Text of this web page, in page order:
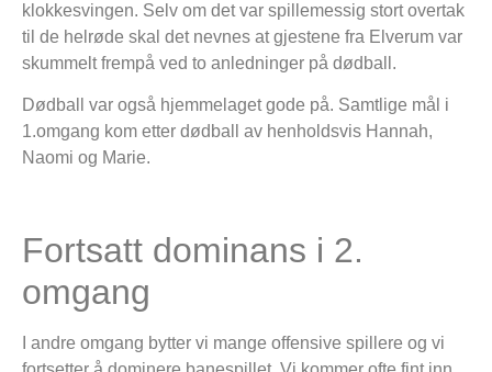
klokkesvingen. Selv om det var spillemessig stort overtak
til de helrøde skal det nevnes at gjestene fra Elverum var
skummelt frempå ved to anledninger på dødball.
Dødball var også hjemmelaget gode på. Samtlige mål i
1.omgang kom etter dødball av henholdsvis Hannah,
Naomi og Marie.
Fortsatt dominans i 2.
omgang
I andre omgang bytter vi mange offensive spillere og vi